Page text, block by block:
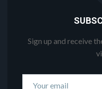
Sign up and receive